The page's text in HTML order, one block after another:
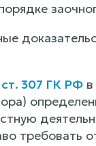
ст. 307 ГК РФв
требовать